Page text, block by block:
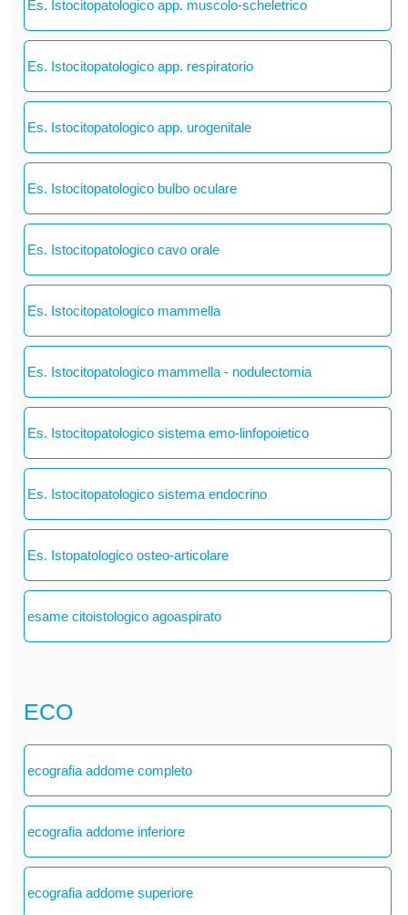
Es. Istocitopatologico app. muscolo-scheletrico
Es. Istocitopatologico app. respiratorio
Es. Istocitopatologico app. urogenitale
Es. Istocitopatologico bulbo oculare
Es. Istocitopatologico cavo orale
Es. Istocitopatologico mammella
Es. Istocitopatologico mammella - nodulectomia
Es. Istocitopatologico sistema emo-linfopoietico
Es. Istocitopatologico sistema endocrino
Es. Istopatologico osteo-articolare
esame citoistologico agoaspirato
ECO
ecografia addome completo
ecografia addome inferiore
ecografia addome superiore